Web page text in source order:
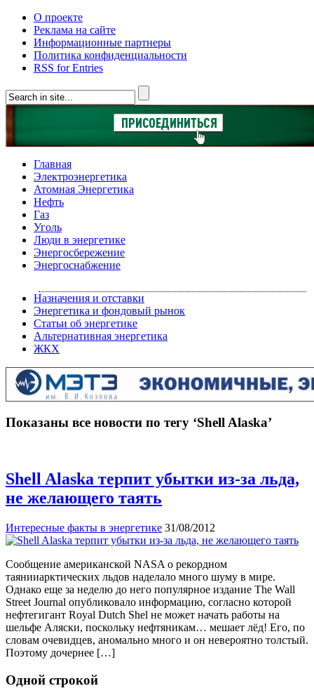
О проекте
Реклама на сайте
Информационные партнеры
Политика конфиденциальности
RSS for Entries
Главная
Электроэнергетика
Атомная Энергетика
Нефть
Газ
Уголь
Люди в энергетике
Энергосбережение
Энергоснабжение
Назначения и отставки
Энергетика и фондовый рынок
Статьи об энергетике
Альтернативная энергетика
ЖКХ
Показаны все новости по тегу ‘Shell Alaska’
Shell Alaska терпит убытки из-за льда,
не желающего таять
Интересные факты в энергетике 31/08/2012
Сообщение американской NASA о рекордном
таянииарктических льдов наделало много шуму в мире.
Однако еще за неделю до него популярное издание The Wall
Street Journal опубликовало информацию, согласно которой
нефтегигант Royal Dutch Shel не может начать работы на
шельфе Аляски, поскольку нефтяникам… мешает лёд! Его, по
словам очевидцев, аномально много и он невероятно толстый.
Поэтому дочернее […]
Одной строкой